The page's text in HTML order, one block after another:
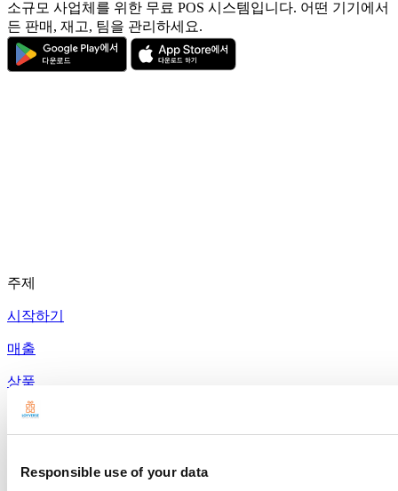
Responsible use of your data
소규모 사업체를 위한 무료 POS 시스템입니다. 어떤 기기에서
든 판매, 재고, 팀을 관리하세요.
주제
시작하기
매출
상품
고급 재고 관리